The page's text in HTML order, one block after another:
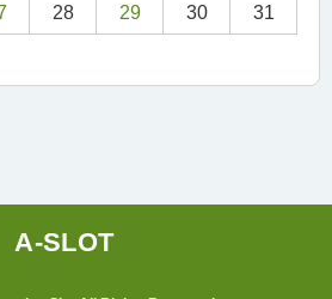
28 29 30
31